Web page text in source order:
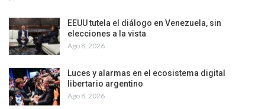
EEUU tutela el diálogo en Venezuela, sin
elecciones a la vista
Ago 8, 2026
Luces y alarmas en el ecosistema digital
libertario argentino
Ago 8, 2026